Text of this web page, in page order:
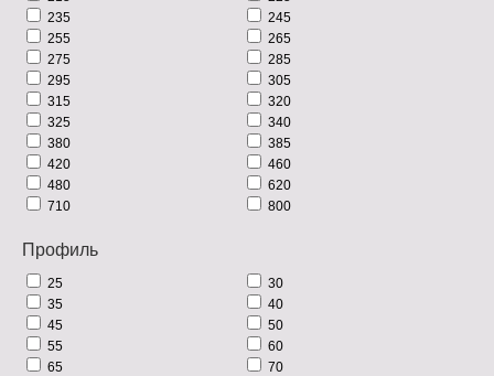
235
245
255
265
275
285
295
305
315
320
325
340
380
385
420
460
480
620
710
800
Профиль
25
30
35
40
45
50
55
60
65
70